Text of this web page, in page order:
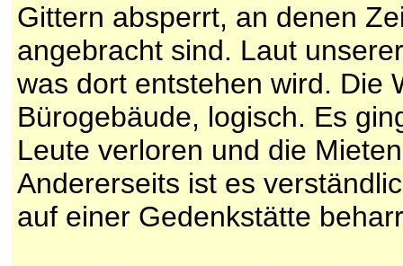
Gittern absperrt, an denen
angebracht sind. Laut
was dort entstehen wird. Die
Bürogebäude, logisch. Es
Leute verloren und die
Andererseits ist es
auf einer Gedenkstätte